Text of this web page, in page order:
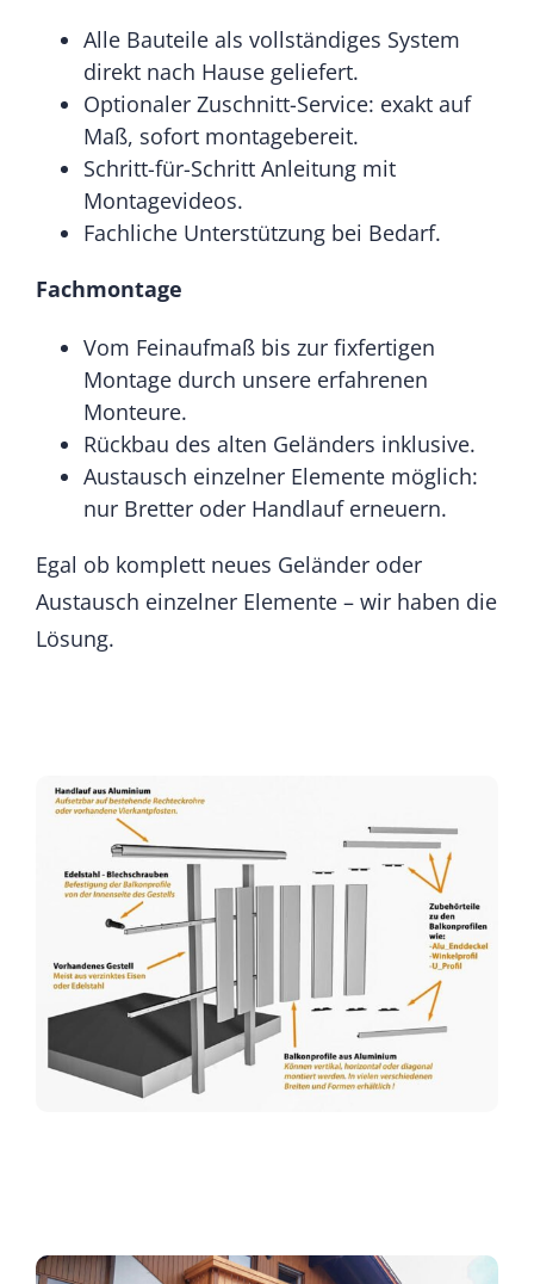
Alle Bauteile als vollständiges System
direkt nach Hause geliefert.
Optionaler Zuschnitt-Service: exakt auf
Maß, sofort montagebereit.
Schritt-für-Schritt Anleitung mit
Montagevideos.
Fachliche Unterstützung bei Bedarf.
Fachmontage
Vom Feinaufmaß bis zur fixfertigen
Montage durch unsere erfahrenen
Monteure.
Rückbau des alten Geländers inklusive.
Austausch einzelner Elemente möglich:
nur Bretter oder Handlauf erneuern.
Egal ob komplett neues Geländer oder
Austausch einzelner Elemente – wir haben die
Lösung.